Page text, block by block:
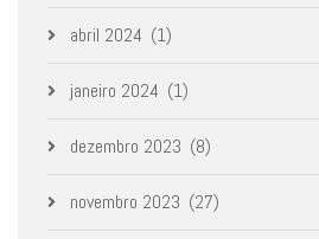
abril 2024 (1)
janeiro 2024 (1)
dezembro 2023 (8)
novembro 2023 (27)